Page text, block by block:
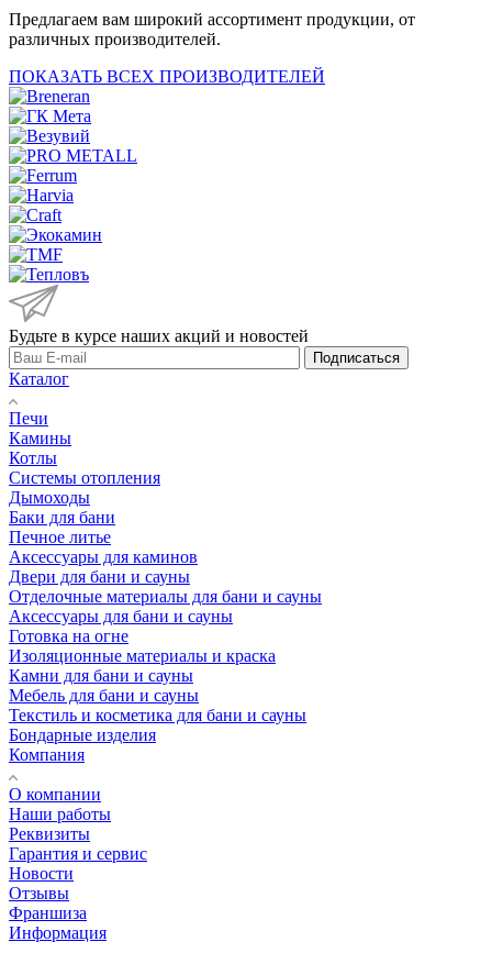
Предлагаем вам широкий ассортимент продукции, от
различных производителей.
ПОКАЗАТЬ ВСЕХ ПРОИЗВОДИТЕЛЕЙ
Будьте в курсе наших акций и новостей
Подписаться
Каталог
Печи
Камины
Котлы
Системы отопления
Дымоходы
Баки для бани
Печное литье
Аксессуары для каминов
Двери для бани и сауны
Отделочные материалы для бани и сауны
Аксессуары для бани и сауны
Готовка на огне
Изоляционные материалы и краска
Камни для бани и сауны
Мебель для бани и сауны
Текстиль и косметика для бани и сауны
Бондарные изделия
Компания
О компании
Наши работы
Реквизиты
Гарантия и сервис
Новости
Отзывы
Франшиза
Информация